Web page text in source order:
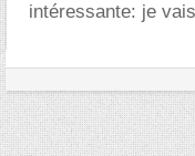
intéressante: je